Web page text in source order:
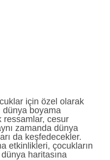
için özel olarak
dünya boyama
ressamlar, cesur
zamanda dünya
da keşfedecekler.
etkinlikleri, çocukların
haritasına